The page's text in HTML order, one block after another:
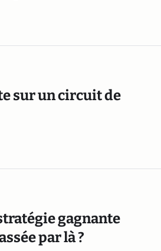
sur un circuit de
gagnante
par là ?